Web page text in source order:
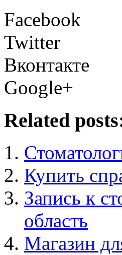
Facebook
Twitter
Вконтакте
Google+
Related
Купить
Запись к
область
Магазин